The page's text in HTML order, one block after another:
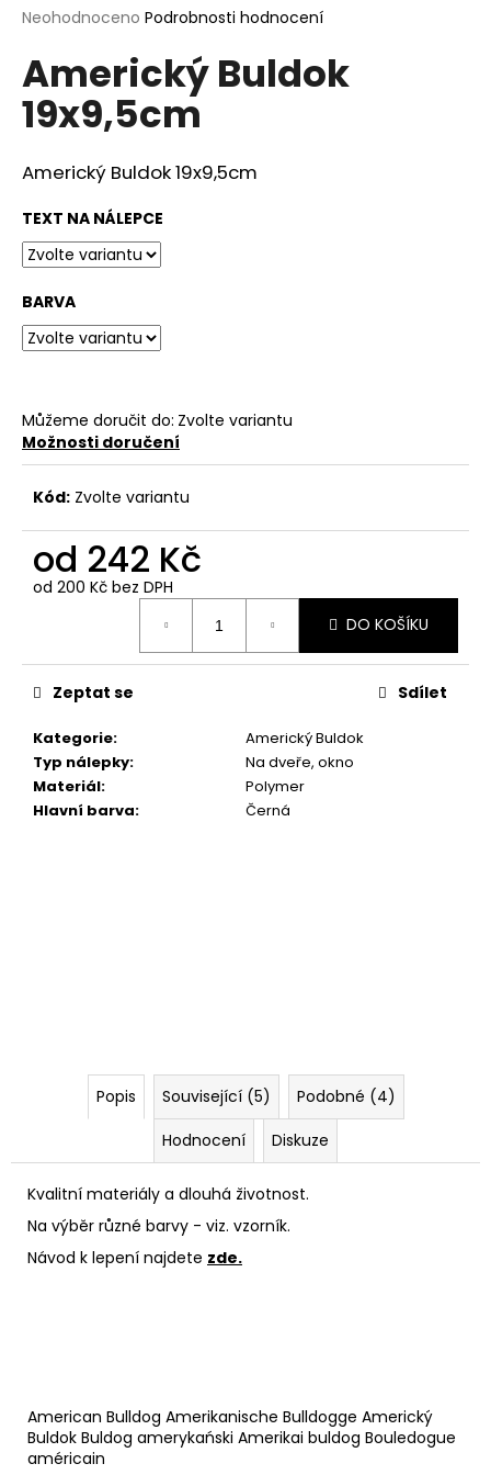
Průměrné
produktu
je
0,0
hvězdiček.
Neohodnoceno Podrobnosti hodnocení
Americký Buldok
19x9,5cm
Americký Buldok 19x9,5cm
TEXT NA NÁLEPCE
BARVA
Můžeme doručit do: Zvolte variantu
Možnosti doručení
Kód: Zvolte variantu
od 242 Kč
od 200 Kč bez DPH
DO KOŠÍKU
Kategorie:
Americký Buldok
Typ nálepky:
Na dveře, okno
Materiál:
Polymer
Hlavní barva: Černá
Zeptat se Sdílet
Popis Související (5)
Podobné (4)
Hodnocení
Diskuze
Kvalitní materiály a dlouhá životnost.
Na výběr různé barvy - viz. vzorník.
Návod k lepení najdete zde.
American Bulldog Amerikanische Bulldogge Americký
Buldok Buldog amerykański Amerikai buldog Bouledogue
américain
a
í
t
D
o
r
u
č
e
m
PODLE
379
Kč